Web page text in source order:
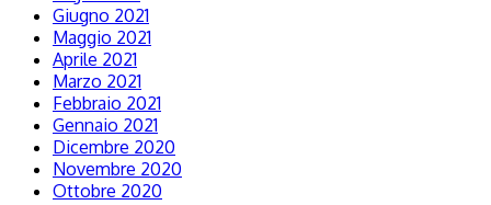
Giugno 2021
Maggio 2021
Aprile 2021
Marzo 2021
Febbraio 2021
Gennaio 2021
Dicembre 2020
Novembre 2020
Ottobre 2020